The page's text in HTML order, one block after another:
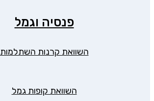
פנסיה וגמל
השוואת קרנות השתלמות
השוואת קופות גמל